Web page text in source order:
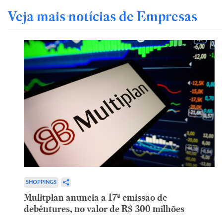
Veja mais notícias de Empresas
SHOPPINGS
Mulitplan anuncia a 17ª emissão de
debêntures, no valor de R$ 300 milhões